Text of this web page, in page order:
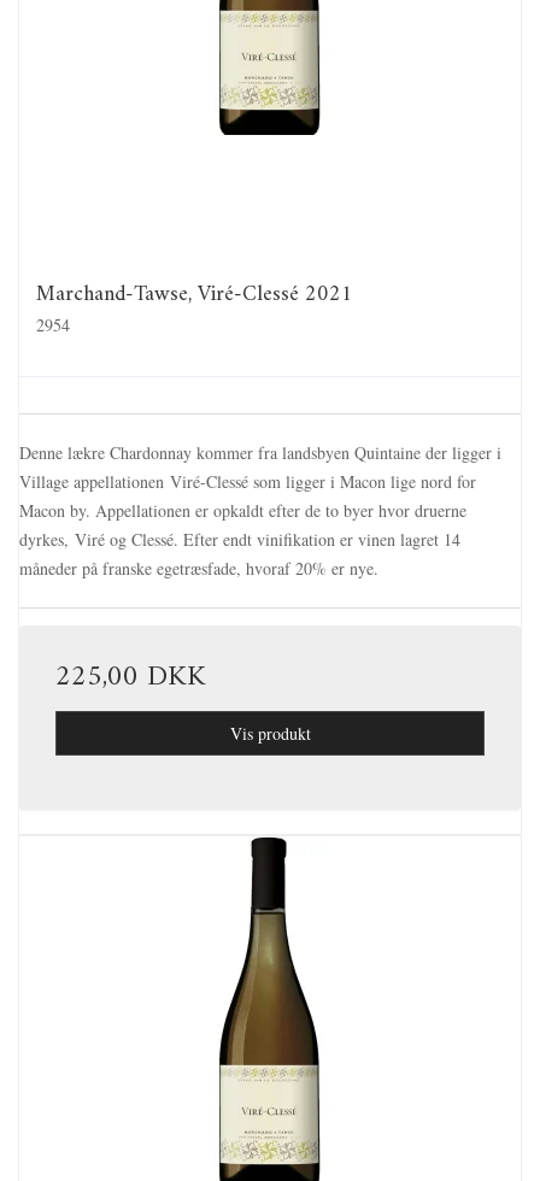
Marchand-Tawse, Viré-Clessé 2021
2954
Denne lækre Chardonnay kommer fra landsbyen Quintaine der ligger i
Village appellationen Viré-Clessé som ligger i Macon lige nord for
Macon by. Appellationen er opkaldt efter de to byer hvor druerne
dyrkes, Viré og Clessé. Efter endt vinifikation er vinen lagret 14
måneder på franske egetræsfade, hvoraf 20% er nye.
225,00 DKK
Vis produkt